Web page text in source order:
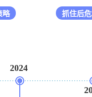
2024
2023
抓住后危